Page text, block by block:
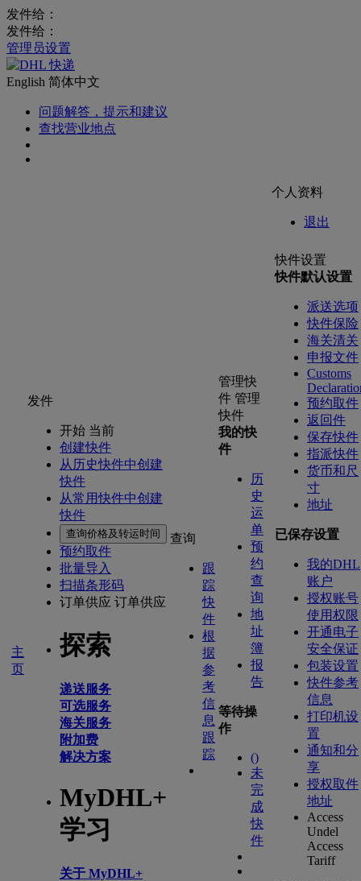
发件给：
发件给：
管理员设置
English 简体中文
问题解答，提示和建议
查找营业地点
个人资料
退出
主
页
发件
开始 当前
创建快件
从历史快件中创建
快件
从常用快件中创建
快件
查询价格及转运时间
预约取件
批量导入
扫描条形码
订单供应 订单供应
探索
递送服务
可选服务
海关服务
附加费
解决方案
MyDHL+
学习
关于 MyDHL+
查询
跟
踪
快
件
根
据
参
考
信
息
跟
踪
管理快
件 管理
快件
我的快
件
历
史
运
单
预
约
查
询
地
址
簿
报
告
等待操
作
()
未
完
成
快
件
快件设置
快件默认设置
派送选项
快件保险
海关清关
申报文件
Customs
预约取件
返回件
保存快件
指派快件
货币和尺
寸
地址
已保存设置
我的DHL
账户
授权账号
使用权限
开通电子
安全保证
包装设置
快件参考
信息
打印机设
置
通知和分
享
授权取件
地址
Access
Undel
Access
Tariff